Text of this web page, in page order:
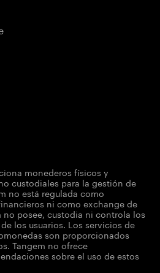
monederos físicos y
custodiales para la gestión de
no está regulada como
ni como exchange de
posee, custodia ni controla los
los usuarios. Los servicios de
son proporcionados
Tangem no ofrece
sobre el uso de estos